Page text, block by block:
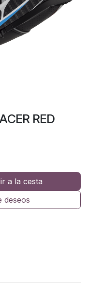
RED
a la cesta
deseos